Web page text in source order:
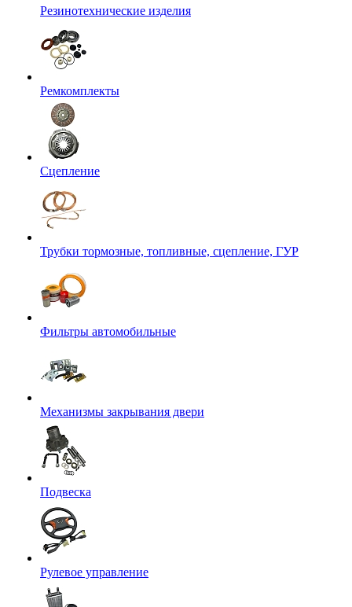
Резинотехнические изделия
Ремкомплекты
Сцепление
Трубки тормозные, топливные, сцепление, ГУР
Фильтры автомобильные
Механизмы закрывания двери
Подвеска
Рулевое управление